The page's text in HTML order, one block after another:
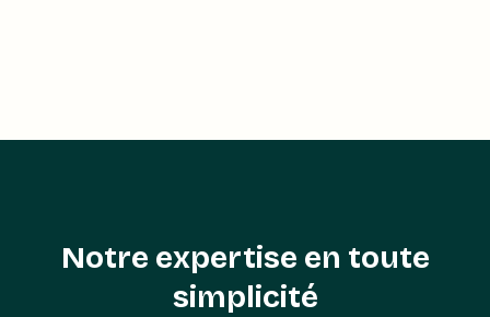
Notre expertise en toute
simplicité